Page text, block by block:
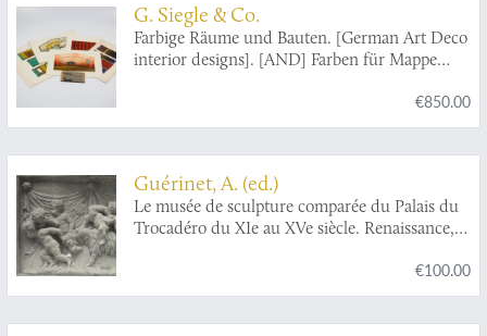
G. Siegle & Co.
Farbige Räume und Bauten. [German Art Deco
interior designs]. [AND] Farben für Mappe
€850.00
Guérinet, A. (ed.)
Le musée de sculpture comparée du Palais du
Trocadéro du XIe au XVe siècle. Renaissance,
€100.00